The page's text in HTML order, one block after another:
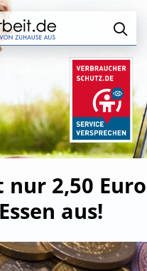
nur 2,50 Euro
aus!